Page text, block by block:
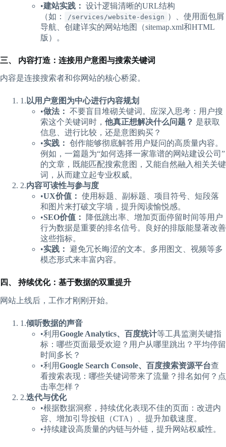
•​​建站实践：​ ​ 设计逻辑清晰的URL结构
（如：
/services/website-design ）、使用面包屑
导航、创建详实的网站地图（sitemap.xml和HTML
版）。
​三、 内容打造：连接用户意图与搜索关键词​
内容是连接搜索者和你网站的核心桥梁。
1.​ ​以用户意图为中心进行内容规划​
•​​做法：​ ​ 不要盲目堆砌关键词。应深入思考：用户搜
索这个关键词时，​ ​他真正想解决什么问题？​ ​ 是获取
信息、进行比较，还是意图购买？
•​​实践：​ ​ 创作能够彻底解答用户疑问的高质量内容。
例如，一篇题为“如何选择一家靠谱的网站建设公司”
的文章，既能匹配搜索意图，又能自然融入相关关键
词，从而建立起专业权威。
2.​​内容可读性与参与度​
•​​UX价值：​ ​ 使用标题、副标题、项目符号、短段落
和图片来打破文字墙，提升阅读愉悦感。
•​​SEO价值：​
​ 降低跳出率、增加页面停留时间等用户
行为数据是重要的排名信号。良好的排版能显著改善
这些指标。
•​​实践：​ ​ 避免冗长晦涩的文本。多用图文、视频等多
模态形式来丰富内容。
​四、 持续优化：基于数据的双重提升​
网站上线后，工作才刚刚开始。
1.​​倾听数据的声音​
•利用​​Google Analytics、百度统计​​等工具监测关键指
标：哪些页面最受欢迎？用户从哪里跳出？平均停留
时间多长？
•利用​​Google Search Console、百度搜索资源平台​​查
看搜索表现：哪些关键词带来了流量？排名如何？点
击率怎样？
2.​​迭代与优化​
•根据数据洞察，持续优化表现不佳的页面：改进内
容、增加引导按钮（CTA）、提升加载速度。
•持续建设高质量的内链与外链，提升网站权威性。